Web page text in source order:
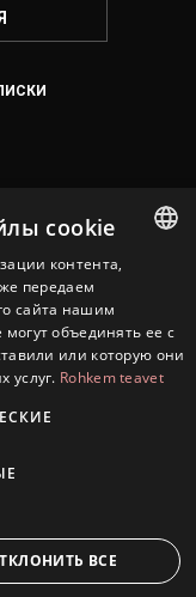
ENGLISH
RUSSIAN
cookie
контента,
передаем
сайта нашим
объединять ее с
или которую они
услуг. Rohkem teavet
ВСЕ